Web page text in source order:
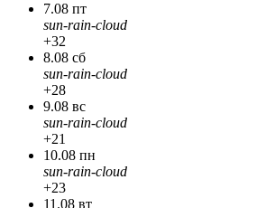
7.08 пт
sun-rain-cloud
+32
8.08 сб
sun-rain-cloud
+28
9.08 вс
sun-rain-cloud
+21
10.08 пн
sun-rain-cloud
+23
11.08 вт